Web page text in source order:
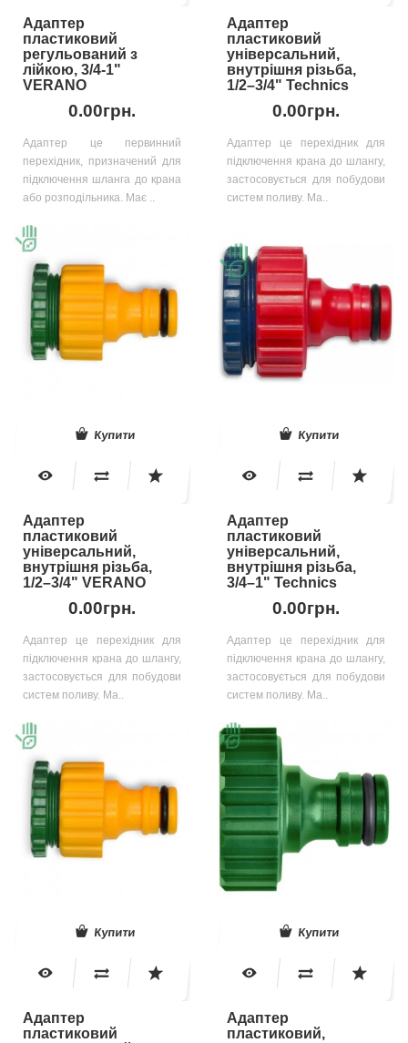
Адаптер
пластиковий
регульований з
лійкою, 3/4-1"
VERANO
0.00грн.
Адаптер це первинний
перехідник, призначений для
підключення шланга до крана
або розподільника. Має ..
Адаптер
пластиковий
універсальний,
внутрішня різьба,
1/2–3/4" Technics
0.00грн.
Адаптер це перехідник для
підключення крана до шлангу,
застосовується для побудови
систем поливу. Ма..
Купити
Адаптер
пластиковий
універсальний,
внутрішня різьба,
1/2–3/4" VERANO
0.00грн.
Адаптер це перехідник для
підключення крана до шлангу,
застосовується для побудови
систем поливу. Ма..
Купити
Адаптер
пластиковий
універсальний,
внутрішня різьба,
3/4–1" Technics
0.00грн.
Адаптер це перехідник для
підключення крана до шлангу,
застосовується для побудови
систем поливу. Ма..
Купити
Адаптер
пластиковий
Купити
Адаптер
пластиковий,